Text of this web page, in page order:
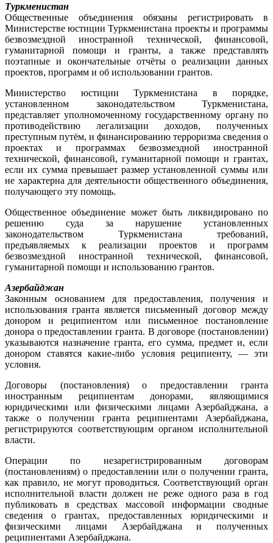
Туркменистан
Общественные объединения обязаны регистрировать в
Министерстве юстиции Туркменистана проекты и программы
безвозмездной иностранной технической, финансовой,
гуманитарной помощи и гранты, а также представлять
поэтапные и окончательные отчёты о реализации данных
проектов, программ и об использовании грантов.
Министерство юстиции Туркменистана в порядке,
установленном законодательством Туркменистана,
представляет уполномоченному государственному органу по
противодействию легализации доходов, полученных
преступным путём, и финансированию терроризма сведения о
проектах и программах безвозмездной иностранной
технической, финансовой, гуманитарной помощи и грантах,
если их сумма превышает размер установленной суммы или
не характерна для деятельности общественного объединения,
получающего эту помощь.
Общественное объединение может быть ликвидировано по
решению суда за нарушение установленных
законодательством Туркменистана требований,
предъявляемых к реализации проектов и программ
безвозмездной иностранной технической, финансовой,
гуманитарной помощи и использованию грантов.
Азербайджан
Законным основанием для предоставления, получения и
использования гранта является письменный договор между
донором и реципиентом или письменное постановление
донора о предоставлении гранта. В договоре (постановлении)
указываются назначение гранта, его сумма, предмет и, если
донором ставятся какие-либо условия реципиенту, — эти
условия.
Договоры (постановления) о предоставлении гранта
иностранным реципиентам донорами, являющимися
юридическими или физическими лицами Азербайджана, а
также о получении гранта реципиентами Азербайджана,
регистрируются соответствующим органом исполнительной
власти.
Операции по незарегистрированным договорам
(постановлениям) о предоставлении или о получении гранта,
как правило, не могут проводиться. Соответствующий орган
исполнительной власти должен не реже одного раза в год
публиковать в средствах массовой информации сводные
сведения о грантах, предоставленных юридическими и
физическими лицами Азербайджана и полученных
реципиентами Азербайджана.